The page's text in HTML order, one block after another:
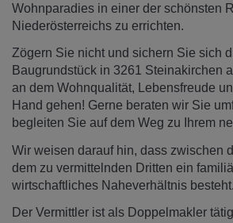
Wohnparadies in einer der schönsten
Niederösterreichs zu errichten.
Zögern Sie nicht und sichern Sie sich
Baugrundstück in 3261 Steinakirchen
an dem Wohnqualität, Lebensfreude
Hand gehen! Gerne beraten wir Sie
begleiten Sie auf dem Weg zu Ihrem
Wir weisen darauf hin, dass zwischen
dem zu vermittelnden Dritten ein
wirtschaftliches Naheverhältnis besteht.
Der Vermittler ist als Doppelmakler